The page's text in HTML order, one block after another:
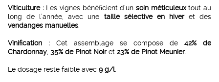
Viticulture :Les vignes bénéficient d’unsoin méticuleuxtout au
long de l’année, avec une taille sélective en hiveret des
vendanges manuelles
Vinification : Cet assemblage se compose de 42% de
Chardonnay 35% de Pinot Noiret 23% de Pinot Meunier.
Le dosage reste faible avec 9 g/l.